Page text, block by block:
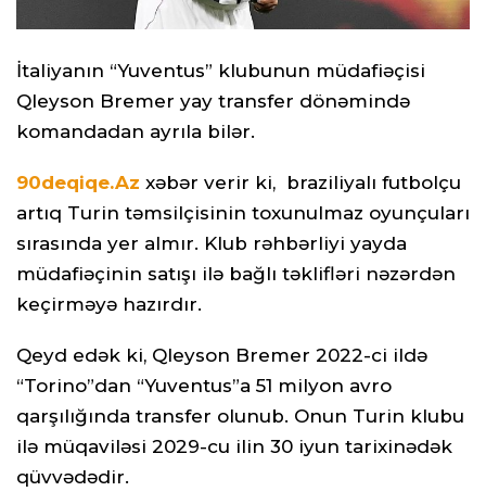
İtaliyanın “Yuventus” klubunun müdafiəçisi
Qleyson Bremer yay transfer dönəmində
komandadan ayrıla bilər.
90deqiqe.Az xəbər verir ki, braziliyalı futbolçu
artıq Turin təmsilçisinin toxunulmaz oyunçuları
sırasında yer almır. Klub rəhbərliyi yayda
müdafiəçinin satışı ilə bağlı təklifləri nəzərdən
keçirməyə hazırdır.
Qeyd edək ki, Qleyson Bremer 2022-ci ildə
“Torino”dan “Yuventus”a 51 milyon avro
qarşılığında transfer olunub. Onun Turin klubu
ilə müqaviləsi 2029-cu ilin 30 iyun tarixinədək
qüvvədədir.